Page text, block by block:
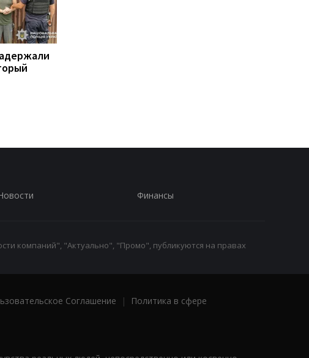
Финансы
компаний", "Актуально", "Промо", публикуются на правах
Соглашение |
Политика в сфере